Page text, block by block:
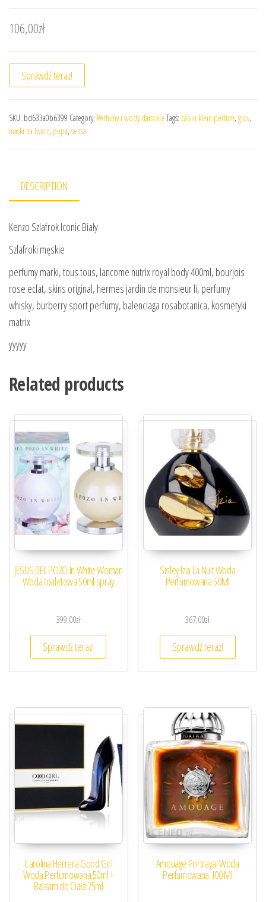
106,00zł
Sprawdź teraz!
SKU: bd633a0b6399 Category: Perfumy i wody damskie Tags: calvin klein perfum, glov,
maski na twarz, pupa, sensai
DESCRIPTION
Kenzo Szlafrok Iconic Biały
Szlafroki męskie
perfumy marki, tous tous, lancome nutrix royal body 400ml, bourjois
rose eclat, skins original, hermes jardin de monsieur li, perfumy
whisky, burberry sport perfumy, balenciaga rosabotanica, kosmetyki
matrix
yyyyy
Related products
JESUS DEL POZO In White Woman
Woda toaletowa 50ml spray
399,00zł
Sprawdź teraz!
Sisley Izia La Nuit Woda
Perfumowana 50Ml
367,00zł
Sprawdź teraz!
Carolina Herrera Good Girl
Woda Perfumowana 50ml +
Balsam do Ciała 75ml
Amouage Portrayal Woda
Perfumowana 100 Ml